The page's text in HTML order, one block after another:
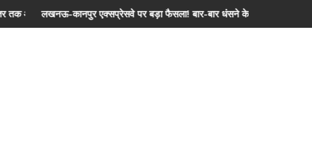
दिल्ली समेत देशभर का मौसम
पर बड़ा फैसला! बार-बार धंसने के बाद NHAI ने रोकी टोल वसूली, निर्माण एजेंसी
'सिर्फ युवा खिलाड़ियों से नहीं